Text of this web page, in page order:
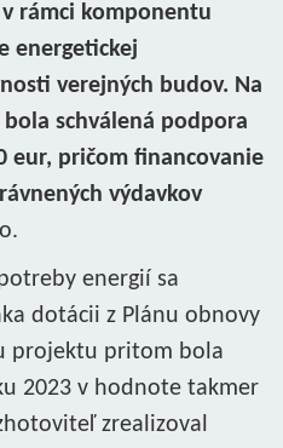
rámci komponentu
energetickej
verejných budov. Na
schválená podpora
eur, pričom financovanie
výdavkov
energií sa
dotácii z Plánu obnovy
projektu pritom bola
2023 v hodnote takmer
zrealizoval